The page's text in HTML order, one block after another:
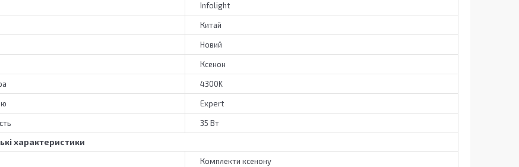
Infolight
Китай
Новий
Ксенон
4300K
Expert
35 Вт
характеристики
Комплекти ксенону